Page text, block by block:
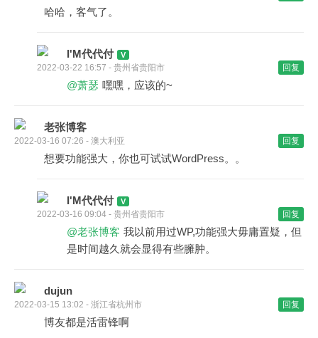
哈哈，客气了。
I'M代代付
2022-03-22 16:57 - 贵州省贵阳市 回复
@萧瑟 嘿嘿，应该的~
老张博客
2022-03-16 07:26 - 澳大利亚 回复
想要功能强大，你也可试试WordPress。。
I'M代代付
2022-03-16 09:04 - 贵州省贵阳市 回复
@老张博客 我以前用过WP,功能强大毋庸置疑，但
是时间越久就会显得有些臃肿。
dujun
2022-03-15 13:02 - 浙江省杭州市 回复
博友都是活雷锋啊